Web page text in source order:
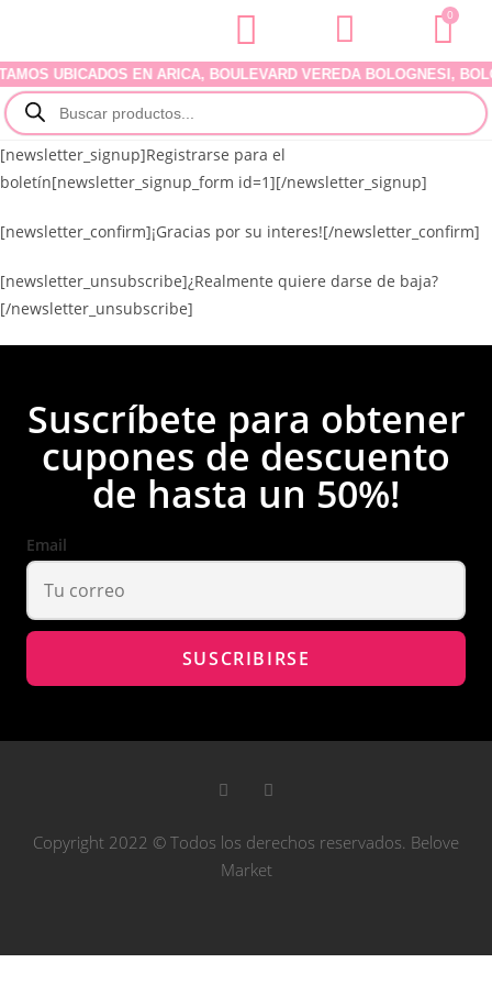
0
UBICADOS EN ARICA, BOULEVARD VEREDA BOLOGNESI,
[newsletter_signup]Registrarse para el
boletín[newsletter_signup_form id=1][/newsletter_signup]
[newsletter_confirm]¡Gracias por su interes![/newsletter_confirm]
[newsletter_unsubscribe]¿Realmente quiere darse de baja?
[/newsletter_unsubscribe]
Suscríbete para obtener
cupones de descuento
de hasta un 50%!
Email
Copyright 2022 © Todos los derechos reservados. Belove
Market